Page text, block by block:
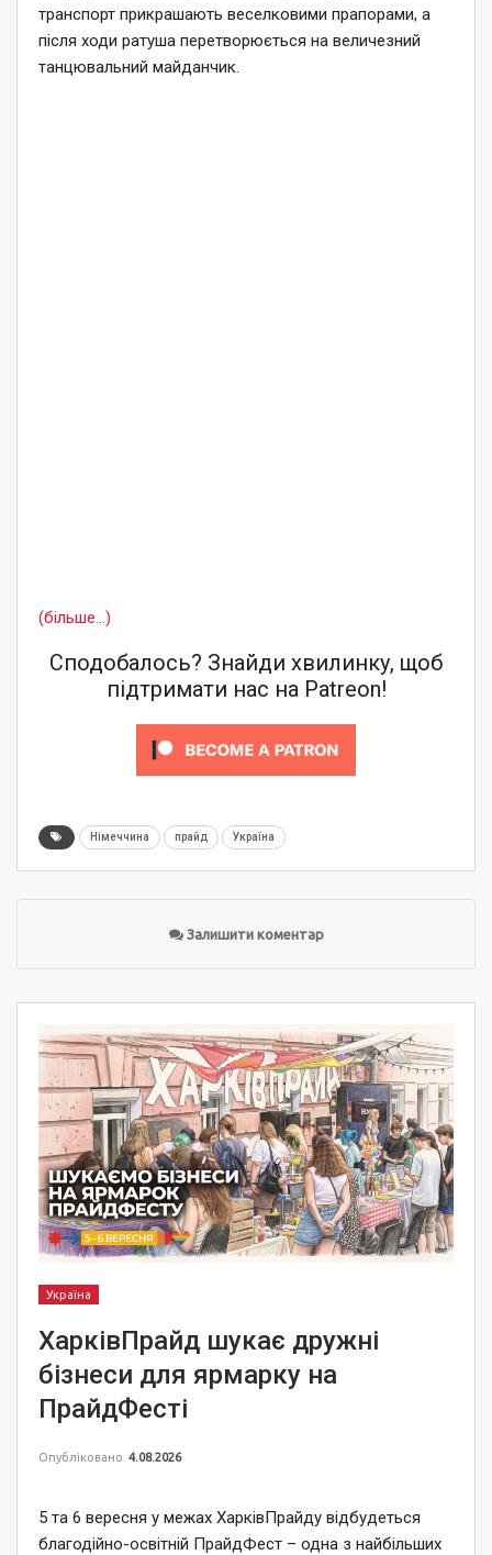
транспорт прикрашають веселковими прапорами, а
після ходи ратуша перетворюється на величезний
танцювальний майданчик.
(більше…)
Сподобалось? Знайди хвилинку, щоб
підтримати нас на Patreon!
Німеччина прайд Україна
Залишити коментар
Україна
ХарківПрайд шукає дружні
бізнеси для ярмарку на
ПрайдФесті
Опубліковано 4.08.2026
5 та 6 вересня у межах ХарківПрайду відбудеться
благодійно-освітній ПрайдФест – одна з найбільших